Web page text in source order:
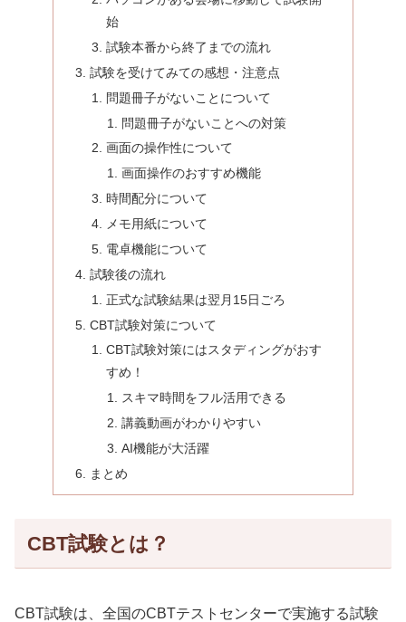
始
試験本番から終了までの流れ
試験を受けてみての感想・注意点
問題冊子がないことについて
問題冊子がないことへの対策
画面の操作性について
画面操作のおすすめ機能
時間配分について
メモ用紙について
電卓機能について
試験後の流れ
正式な試験結果は翌月15日ごろ
CBT試験対策について
CBT試験対策にはスタディングがおす
すめ！
スキマ時間をフル活用できる
講義動画がわかりやすい
AI機能が大活躍
まとめ
CBT試験とは？
CBT試験は、全国のCBTテストセンターで実施する試験